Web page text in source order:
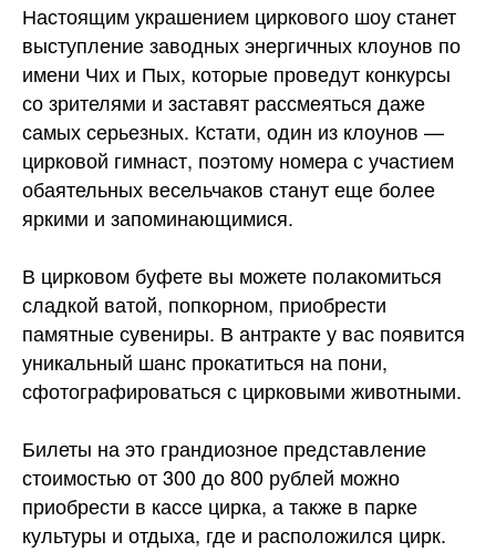
Настоящим украшением циркового шоу станет
выступление заводных энергичных клоунов по
имени Чих и Пых, которые проведут конкурсы
со зрителями и заставят рассмеяться даже
самых серьезных. Кстати, один из клоунов —
цирковой гимнаст, поэтому номера с участием
обаятельных весельчаков станут еще более
яркими и запоминающимися.
В цирковом буфете вы можете полакомиться
сладкой ватой, попкорном, приобрести
памятные сувениры. В антракте у вас появится
уникальный шанс прокатиться на пони,
сфотографироваться с цирковыми животными.
Билеты на это грандиозное представление
стоимостью от 300 до 800 рублей можно
приобрести в кассе цирка, а также в парке
культуры и отдыха, где и расположился цирк.